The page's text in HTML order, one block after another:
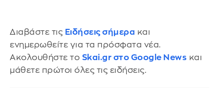
Διαβάστε τις Ειδήσεις σήμερα και
ενημερωθείτε για τα πρόσφατα νέα.
Ακολουθήστε το Skai.gr στο Google News και
μάθετε πρώτοι όλες τις ειδήσεις.